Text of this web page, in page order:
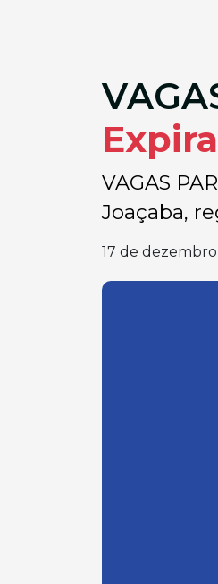
VAGAS
Joaçaba,
17 de dezembro